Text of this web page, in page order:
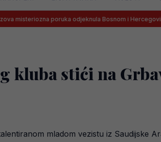
poruka odjeknula Bosnom i Hercegovinom
kluba stići na
mladom vezistu iz Saudijske